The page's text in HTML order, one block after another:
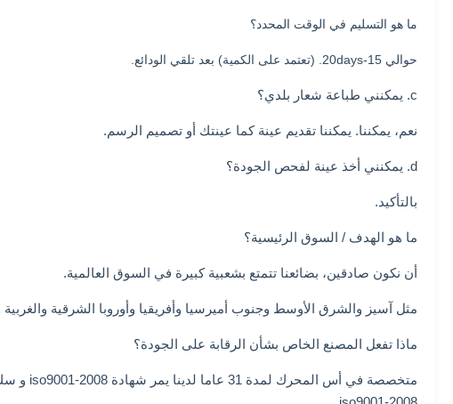
ما هو التسليم في الوقت المحدد؟
حوالي 15-20days. (تعتمد على الكمية) بعد تلقي الودائع.
c. يمكنني طباعة شعار بلدي؟
نعم، يمكننا. يمكننا تقديم عينة كما عينتك أو تصميم الرسم.
d. يمكنني أخذ عينة لفحص الجودة؟
بالتأكيد.
ما هو الهدف / السوق الرئيسية؟
أن نكون صادقين، بضائعنا تتمتع بشعبية كبيرة في السوق العالمية.
مثل آسيز والشرق الأوسط وجنوب أميرسيا وأفريقيا وأوروبا الشرقية
ماذا تفعل المصنع الخاص بشأن الرقابة على الجودة؟